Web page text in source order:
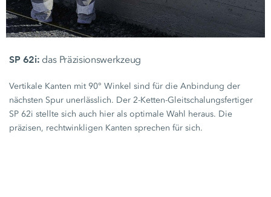
SP 62i: das Präzisionswerkzeug
Vertikale Kanten mit 90° Winkel sind für die Anbindung der
nächsten Spur unerlässlich. Der 2-Ketten-Gleitschalungsfertiger
SP 62i stellte sich auch hier als optimale Wahl heraus. Die
präzisen, rechtwinkligen Kanten sprechen für sich.